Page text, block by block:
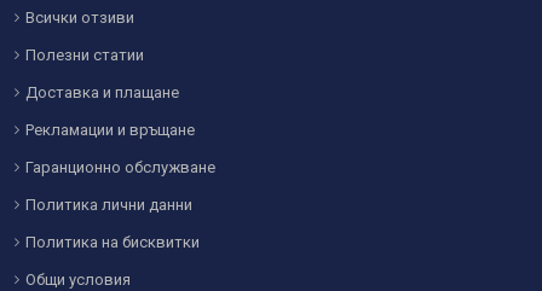
Всички отзиви
Полезни статии
Доставка и плащане
Рекламации и връщане
Гаранционно обслужване
Политика лични данни
Политика на бисквитки
Общи условия